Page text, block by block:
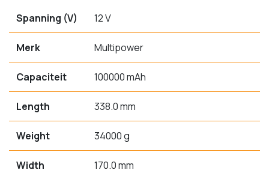
Spanning (V) 12 V
Merk Multipower
Capaciteit 100000 mAh
Length 338.0 mm
Weight 34000 g
Width 170.0 mm